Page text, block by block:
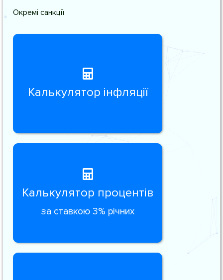
Окремі санкції
Калькулятор інфляції
Калькулятор процентів
за ставкою 3% річних